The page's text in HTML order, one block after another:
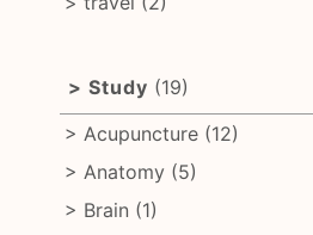
Study (19)
Acupuncture (12)
Anatomy (5)
Brain (1)